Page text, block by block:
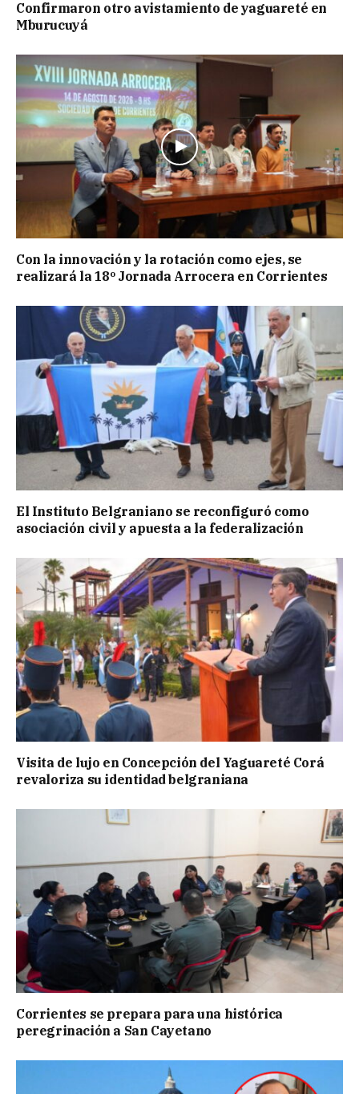
Confirmaron otro avistamiento de yaguareté en
Mburucuyá
Con la innovación y la rotación como ejes, se
realizará la 18º Jornada Arrocera en Corrientes
El Instituto Belgraniano se reconfiguró como
asociación civil y apuesta a la federalización
Visita de lujo en Concepción del Yaguareté Corá
revaloriza su identidad belgraniana
Corrientes se prepara para una histórica
peregrinación a San Cayetano